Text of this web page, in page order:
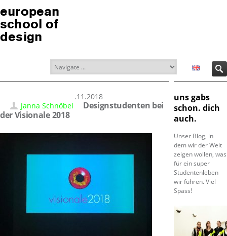
european
school of
design
21.11.2018
Janna Schnöbel
Designstudenten bei
der Visionale 2018
uns gabs
schon. dich
auch.
Unser Blog, in
dem wir der Welt
zeigen wollen, was
für ein super
Studentenleben
wir führen. Viel
Spass!